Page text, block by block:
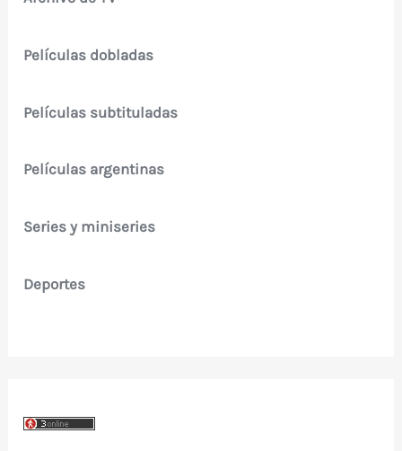
Películas dobladas
Películas subtituladas
Películas argentinas
Series y miniseries
Deportes